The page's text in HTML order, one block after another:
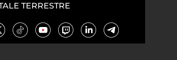
TERRESTRE